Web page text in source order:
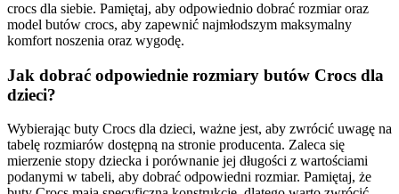
crocs dla siebie. Pamiętaj, aby odpowiednio dobrać rozmiar oraz
model butów crocs, aby zapewnić najmłodszym maksymalny
komfort noszenia oraz wygodę.
Jak dobrać odpowiednie rozmiary butów Crocs dla
dzieci?
Wybierając buty Crocs dla dzieci, ważne jest, aby zwrócić uwagę na
tabelę rozmiarów dostępną na stronie producenta. Zaleca się
mierzenie stopy dziecka i porównanie jej długości z wartościami
podanymi w tabeli, aby dobrać odpowiedni rozmiar. Pamiętaj, że